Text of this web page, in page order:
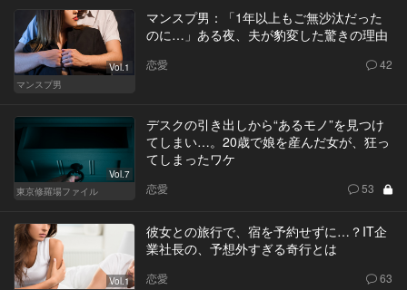
Vol.1
マンスプ男
マンスプ男：「1年以上もご無沙汰だった
のに…」ある夜、夫が豹変した驚きの理由
恋愛 42
Vol.7
東京修羅場ファイル
デスクの引き出しから“あるモノ”を見つけ
てしまい…。20歳で娘を産んだ女が、狂っ
てしまったワケ
恋愛 53
Vol.1
彼女との旅行で、宿を予約せずに…？IT企
業社長の、予想外すぎる奇行とは
恋愛 63